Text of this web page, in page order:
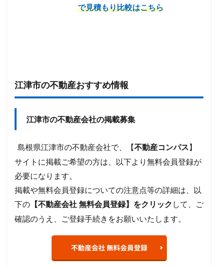
で見積もり比較はこちら
江津市の不動産おすすめ情報
江津市の不動産会社の掲載募集
島根県江津市の不動産会社で、【不動産コンパス】
サイトに掲載ご希望の方は、以下より無料会員登録が
必要になります。
掲載や無料会員登録についての注意点等の詳細は、以
下の 【不動産会社 無料会員登録】をクリック して、ご
確認のうえ、ご登録手続きをお願いいたします。
不動産会社 無料会員登録